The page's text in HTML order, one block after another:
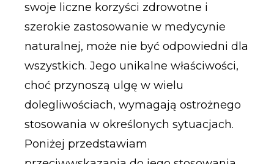
swoje liczne korzyści zdrowotne i
szerokie zastosowanie w medycynie
naturalnej, może nie być odpowiedni dla
wszystkich. Jego unikalne właściwości,
choć przynoszą ulgę w wielu
dolegliwościach, wymagają ostrożnego
stosowania w określonych sytuacjach.
Poniżej przedstawiam